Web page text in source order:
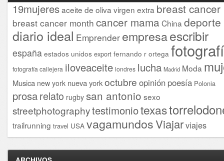
19mujeresaceite de oliva virgen extra breast cancer
breast cancer month cancer mama China deporte
diario ideal Emprender empresaescribir
españa estados unidos export fernando r ortega
fotografía callejera iloveaceite londres lucha Madrid Moda
Musica new york nueva yorkoctubre opinión poesía Polonia
prosarelato rugby san antonio sexo
streetphotographytestimoniotexas
trailrunning travel USA vagamundosViajarviajes